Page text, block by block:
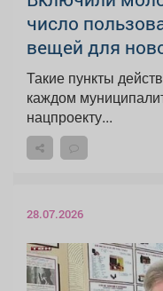
число
вещей для
Такие пункты
каждом
нацпроекту...
28.07.2026